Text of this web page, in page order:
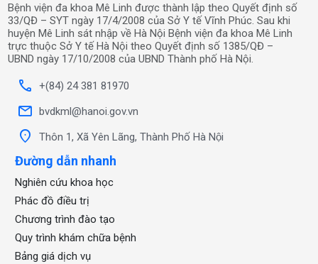
Bệnh viện đa khoa Mê Linh được thành lập theo Quyết định số
33/QĐ – SYT ngày 17/4/2008 của Sở Y tế Vĩnh Phúc. Sau khi
huyện Mê Linh sát nhập về Hà Nội Bệnh viện đa khoa Mê Linh
trực thuộc Sở Y tế Hà Nội theo Quyết định số 1385/QĐ –
UBND ngày 17/10/2008 của UBND Thành phố Hà Nội.
call +(84) 24 381 81970
mail bvdkml@hanoi.gov.vn
location_on Thôn 1, Xã Yên Lãng, Thành Phố Hà Nội
Đường dẫn nhanh
Nghiên cứu khoa học
Phác đồ điều trị
Chương trình đào tạo
Quy trình khám chữa bệnh
Bảng giá dịch vụ